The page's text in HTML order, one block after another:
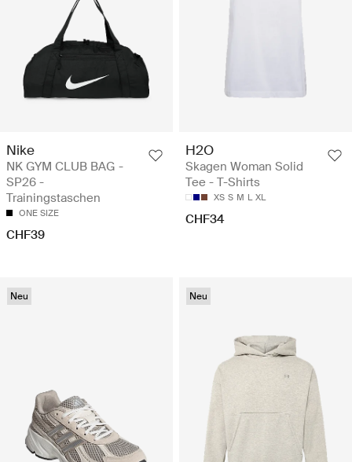
Nike
NK GYM CLUB BAG -
SP26 -
Trainingstaschen
ONE SIZE
CHF39
H2O
Skagen Woman Solid
Tee - T-Shirts
XS S M L XL
CHF34
Neu Neu